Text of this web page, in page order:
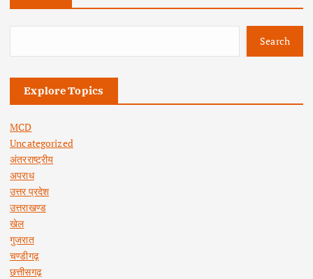
Search
Explore Topics
MCD
Uncategorized
अंतरराष्ट्रीय
अपराध
उत्तर प्रदेश
उत्तराखण्ड
खेल
गुजरात
चण्डीगढ़
छत्तीसगढ़